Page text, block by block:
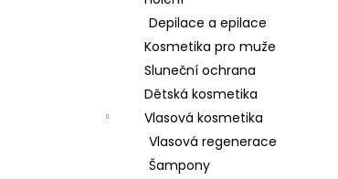
Depilace a epilace
Kosmetika pro muže
Sluneční ochrana
Dětská kosmetika
Vlasová kosmetika
Vlasová regenerace
Šampony